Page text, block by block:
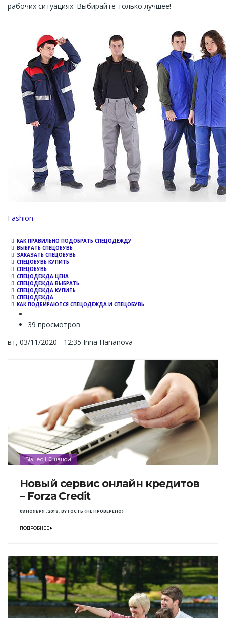
рабочих ситуациях. Выбирайте только лучшее!
Channel
Fashion
КАК ПРАВИЛЬНО ПОДОБРАТЬ СПЕЦОДЕЖДУ
ВЫБРАТЬ СПЕЦОБУВЬ
ЗАКАЗАТЬ СПЕЦОБУВЬ
СПЕЦОБУВЬ КУПИТЬ
СПЕЦОБУВЬ
СПЕЦОДЕЖДА ЦЕНА
СПЕЦОДЕЖДА ВЫБРАТЬ
СПЕЦОДЕЖДА КУПИТЬ
СПЕЦОДЕЖДА
КАК ПОДБИРАЮТСЯ СПЕЦОДЕЖДА И СПЕЦОБУВЬ
39 просмотров
вт, 03/11/2020 - 12:35 Inna Hananova
Бізнес і Фінанси
Новый сервис онлайн кредитов
– Forza Credit
08 НОЯБРЯ , 2018,BYГОСТЬ (НЕ ПРОВЕРЕНО)
ПОДРОБНЕЕ